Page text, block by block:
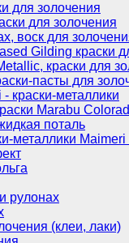
для золочения
для золочения
воск для
Gilding краски
краски для
пасты для
краски-металлики
Marabu
поталь
металлики
рулонах
(клеи, лаки)